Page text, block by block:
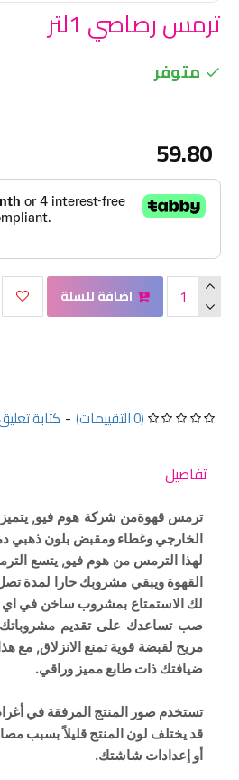
ترمس رصاصي 1لتر
متوفر
(0 التقييمات) - كتابة
59.80
اضافة للسلة
تفاصيل
ترمس قهوةمن شركة هوم فيو, يتميز
الخارجي وغطاء ومقبض بلون ذهبي
لك الاستمتاع بمشروب ساخن في
صب تساعدك على تقديم
مريح لقبضة قوية تمنع الانزلاق, مع
ضيافتك ذات طابع مميز وراقي.
تستخدم صور المنتج المرفقة في
قد يختلف لون المنتج قليلاً بسبب
أو إعدادات شاشتك.